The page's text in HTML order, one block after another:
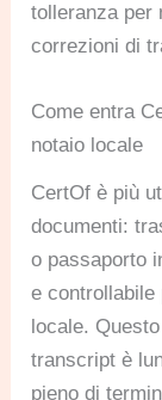
tolleranza per
correzioni di
Come entra
notaio locale
CertOf è più
documenti:
o passaporto
e controllabile
locale.
transcript è
pieno di